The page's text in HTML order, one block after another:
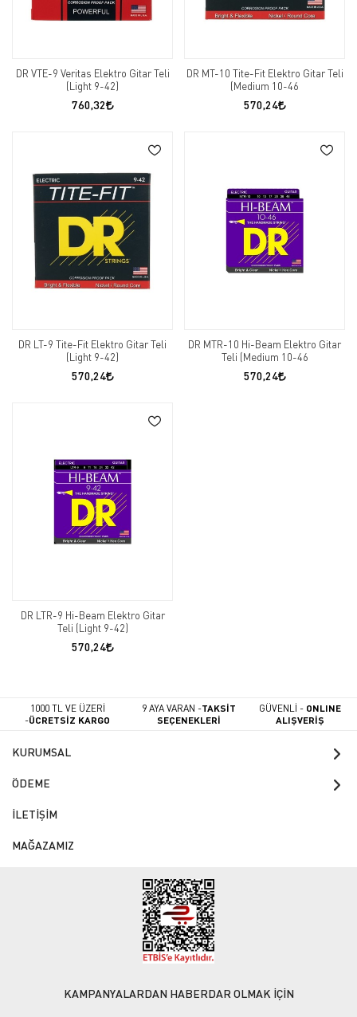
DR VTE-9 Veritas Elektro Gitar Teli
(Light 9-42)
760,32
DR MT-10 Tite-Fit Elektro Gitar Teli
(Medium 10-46
570,24
DR LT-9 Tite-Fit Elektro Gitar Teli
(Light 9-42)
570,24
DR MTR-10 Hi-Beam Elektro Gitar
Teli (Medium 10-46
570,24
DR LTR-9 Hi-Beam Elektro Gitar
Teli (Light 9-42)
570,24
1000 TL VE ÜZERİ
-ÜCRETSİZ KARGO
9 AYA VARAN -TAKSİT
SEÇENEKLERİ
GÜVENLİ - ONLINE
ALIŞVERİŞ
KURUMSAL
ÖDEME
İLETİŞİM
MAĞAZAMIZ
KAMPANYALARDAN HABERDAR OLMAK İÇİN